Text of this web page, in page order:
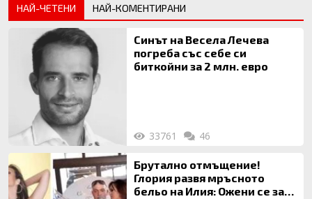
НАЙ-ЧЕТЕНИ НАЙ-КОМЕНТИРАНИ
Синът на Весела Лечева
погреба със себе си
биткойни за 2 млн. евро
33761 46
Брутално отмъщение!
Глория развя мръсното
бельо на Илия: Ожени се за